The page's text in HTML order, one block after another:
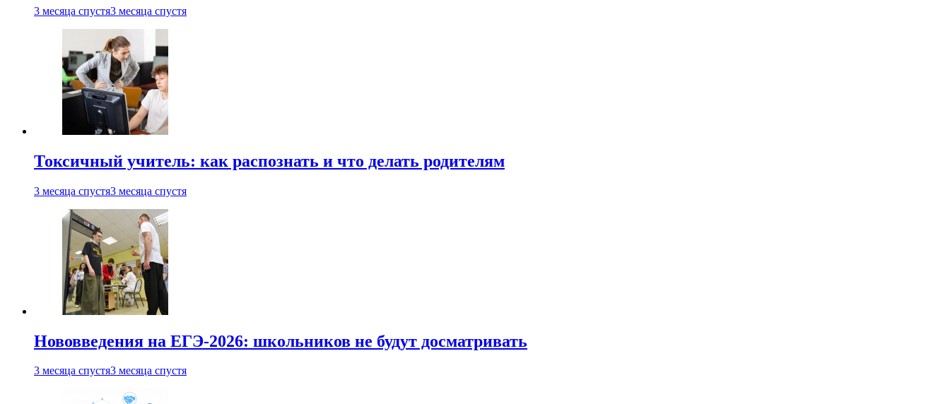
3 месяца спустя3 месяца спустя
Токсичный учитель: как распознать и что делать родителям
3 месяца спустя3 месяца спустя
Нововведения на ЕГЭ-2026: школьников не будут досматривать
3 месяца спустя3 месяца спустя